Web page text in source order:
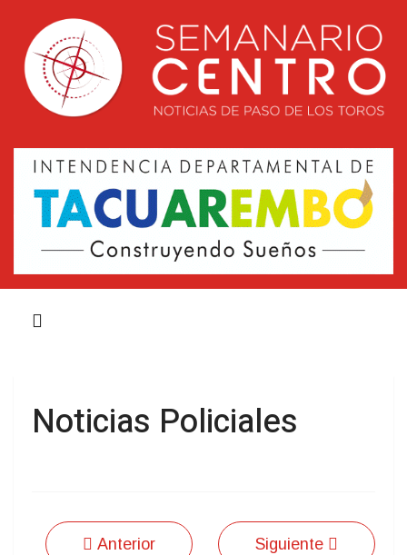
Noticias Policiales
Anterior Siguiente